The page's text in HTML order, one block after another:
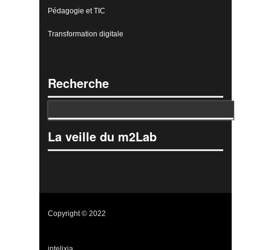
Pédagogie et TIC
Transformation digitale
Recherche
La veille du m2Lab
Copyright © 2022